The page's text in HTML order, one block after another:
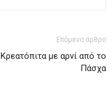
Επόμενο άρθρο
Κρεατόπιτα με αρνί από το
Πάσχα